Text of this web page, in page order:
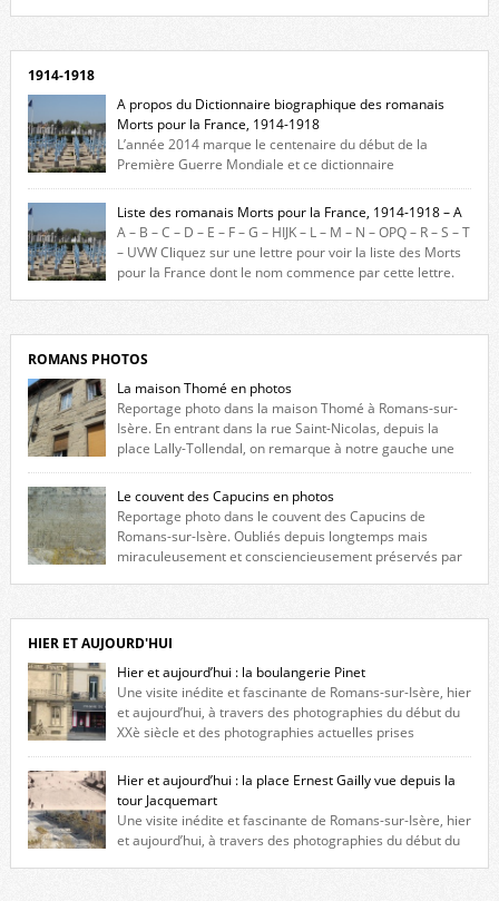
1914-1918
A propos du Dictionnaire biographique des romanais
Morts pour la France, 1914-1918
L’année 2014 marque le centenaire du début de la
Première Guerre Mondiale et ce dictionnaire
biographique veut rendre hommage aux romanais Morts pour la
France durant ce conflit. La base de cette recherche historique est
constituée des noms gravés sur les plaques commémoratives de
l’Hôtel de Ville, du lycée du Dauphiné et du lycée Triboulet, […]
Liste des romanais Morts pour la France, 1914-1918 – A
A – B – C – D – E – F – G – HIJK – L – M – N – OPQ – R – S – T
– UVW Cliquez sur une lettre pour voir la liste des Morts
pour la France dont le nom commence par cette lettre.
ROMANS PHOTOS
La maison Thomé en photos
Reportage photo dans la maison Thomé à Romans-sur-
Isère. En entrant dans la rue Saint-Nicolas, depuis la
place Lally-Tollendal, on remarque à notre gauche une
maison construite au XVIè siècle. Les deux façades sont ornées de
fenêtres jumelles à meneaux. Entre ces deux étages, on peut voir une
niche qui contient une statue de la Vierge. […]
Le couvent des Capucins en photos
Reportage photo dans le couvent des Capucins de
Romans-sur-Isère. Oubliés depuis longtemps mais
miraculeusement et consciencieusement préservés par
l’histoire de la redécouverte de vestiges du couvent des Capucins ! Petit
retour sur l’histoire […]
HIER ET AUJOURD'HUI
Hier et aujourd’hui : la boulangerie Pinet
Une visite inédite et fascinante de Romans-sur-Isère, hier
et aujourd’hui, à travers des photographies du début du
XXè siècle et des photographies actuelles prises
exactement dans le même cadre ! A l’angle de la place Jean Jaurès et de
l’avenue Victor Hugo (à côté d’Intermarché), à Romans. La boulangerie
Jules Pinet est inscrite dans le […]
Hier et aujourd’hui : la place Ernest Gailly vue depuis la
tour Jacquemart
Une visite inédite et fascinante de Romans-sur-Isère, hier
et aujourd’hui, à travers des photographies du début du